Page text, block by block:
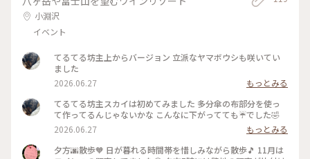
小淵沢
イベント
てるてる坊主上からバージョン 立派なヤマボウシも咲いてい
ました
2026.06.27
もっとみる
てるてる坊主スカイは初めてみました 多分傘の布部分を使っ
て作ってるんじゃないかな こんなに下がってても☔️でした🤣
2026.06.27
もっとみる
夕方🌆散歩🧡 日が暮れる時間帯を惜しみながら散歩🎵 11月は